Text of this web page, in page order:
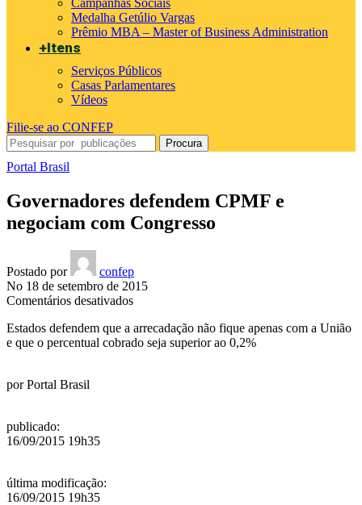
Campanhas Sociais
Medalha Getúlio Vargas
Prêmio MBA – Master of Business Administration
+Itens
Serviços Públicos
Casas Parlamentares
Vídeos
Filie-se ao CONFEP
Procura
Portal Brasil
Governadores defendem CPMF e
negociam com Congresso
Postado por
confep
No 18 de setembro de 2015
Comentários desativadosem
defendem
CPMF
Estados defendem que a arrecadação não fique apenas com a União
e que o percentual cobrado seja superior ao 0,2%
porPortal Brasil
publicado:
16/09/2015 19h35
última modificação:
16/09/2015 19h35